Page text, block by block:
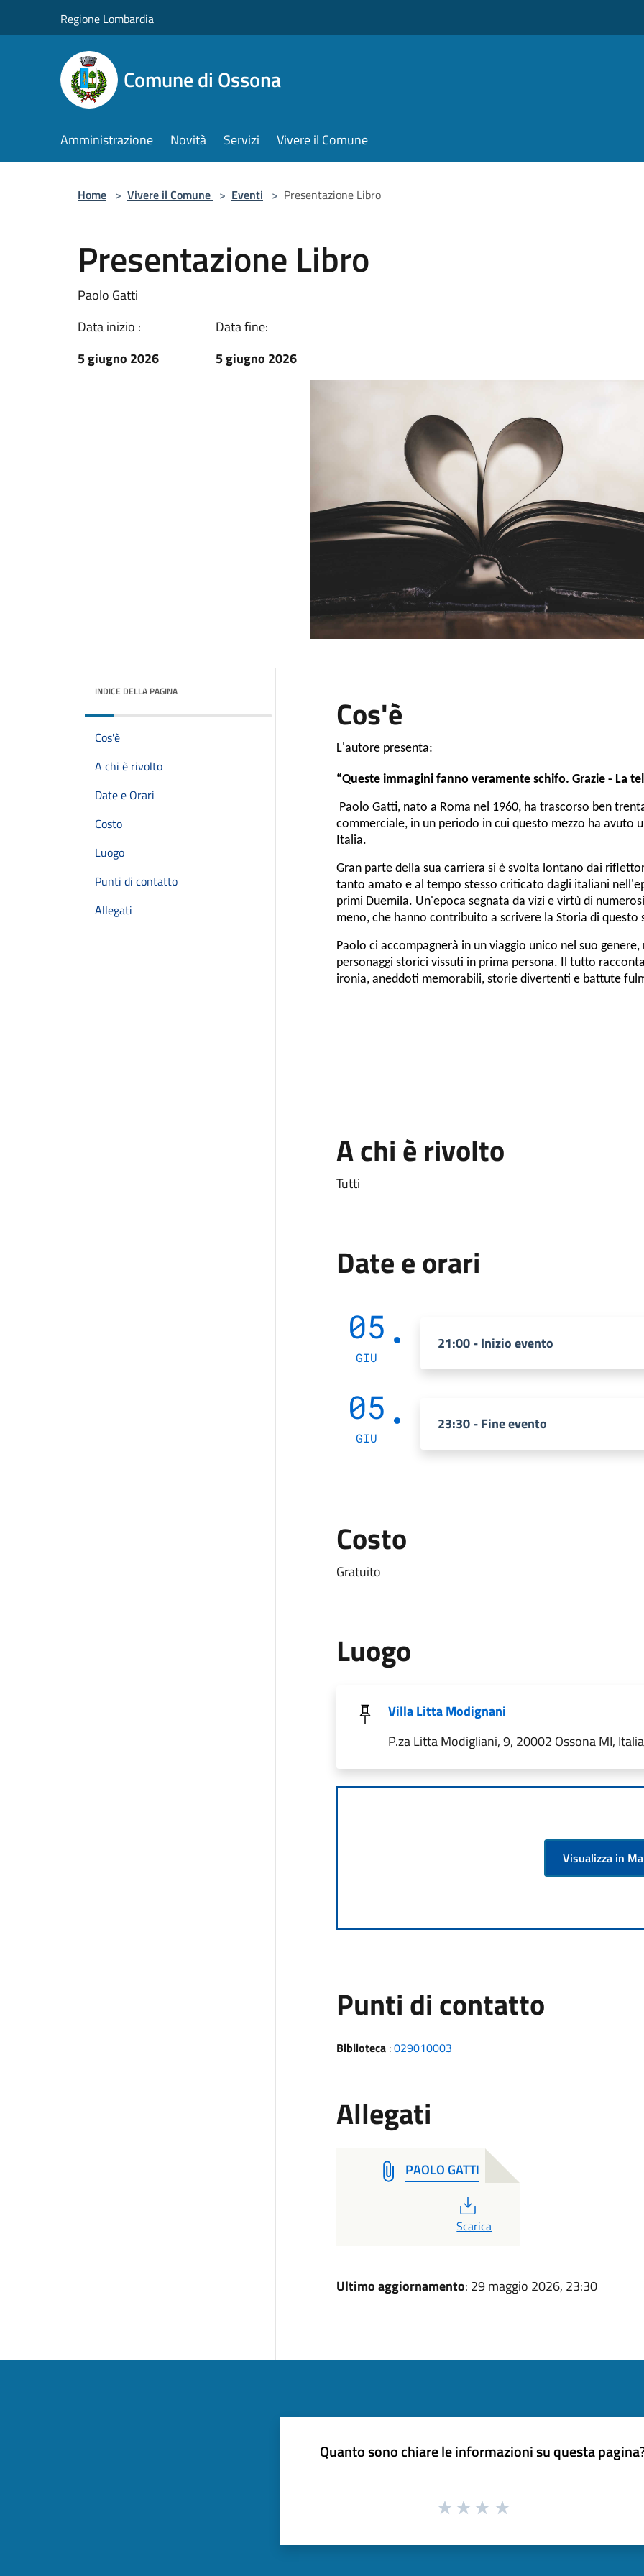
Regione Lombardia
Comune di Ossona
Amministrazione Novità Servizi Vivere il Comune
Home > Vivere il Comune > Eventi > Presentazione Libro
Presentazione Libro
Paolo Gatti
Data inizio :
5 giugno 2026
Data fine:
5 giugno 2026
INDICE DELLA PAGINA
Cos'è
A chi è rivolto
Date e Orari
Costo
Luogo
Punti di contatto
Allegati
Cos'è
L'autore presenta:
“Queste immagini fanno veramente schifo. Grazie - La
Paolo Gatti, nato a Roma nel 1960, ha trascorso ben
commerciale, in un periodo in cui questo mezzo ha avuto
Italia.
Gran parte della sua carriera si è svolta lontano dai
tanto amato e al tempo stesso criticato dagli italiani
primi Duemila. Un'epoca segnata da vizi e virtù di
meno, che hanno contribuito a scrivere la Storia di
Paolo ci accompagnerà in un viaggio unico nel suo
personaggi storici vissuti in prima persona. Il tutto
ironia, aneddoti memorabili, storie divertenti e battute
A chi è rivolto
Tutti
Date e orari
05
GIU
21:00 - Inizio evento
05
GIU
23:30 - Fine evento
Costo
Gratuito
Luogo
Villa Litta Modignani
P.za Litta Modigliani, 9, 20002 Ossona MI, Italia
Visualizza in
Punti di contatto
Biblioteca:029010003
Allegati
PAOLO GATTI
PDF
Scarica
Ultimo aggiornamento: 29 maggio 2026, 23:30
Quanto sono chiare le informazioni su questa